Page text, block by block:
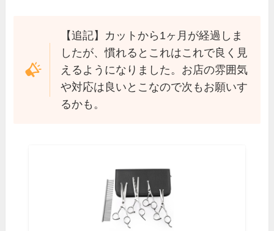
【追記】カットから1ヶ月が経過しま
したが、慣れるとこれはこれで良く見
えるようになりました。お店の雰囲気
や対応は良いとこなので次もお願いす
るかも。